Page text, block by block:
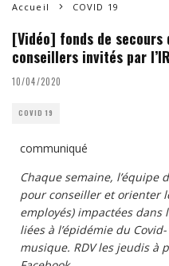
Accueil COVID 19
[Vidéo] fonds de secours
conseillers invités par
10/04/2020
COVID 19
communiqué
Chaque semaine, l’équipe
pour conseiller et orienter
employés) impactées
liées à l’épidémie du
musique. RDV les jeudis à